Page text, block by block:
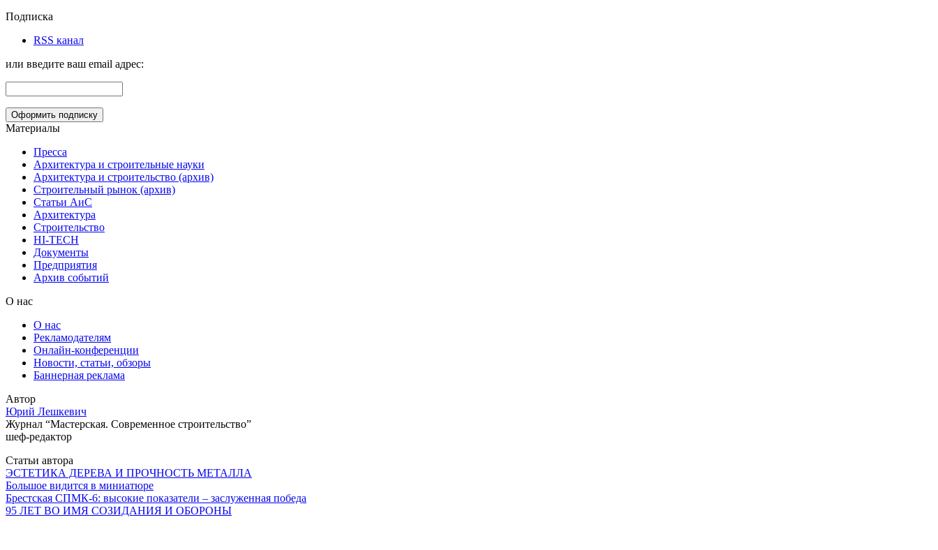
Подписка
RSS канал
или введите ваш email адрес:
Материалы
Пресса
Архитектура и строительные науки
Архитектура и строительство (архив)
Строительный рынок (архив)
Статьи АиС
Архитектура
Строительство
HI-TECH
Документы
Предприятия
Архив событий
О нас
О нас
Рекламодателям
Онлайн-конференции
Новости, статьи, обзоры
Баннерная реклама
Автор
Юрий Лешкевич
Журнал “Мастерская. Современное строительство”
шеф-редактор
Статьи автора
ЭСТЕТИКА ДЕРЕВА И ПРОЧНОСТЬ МЕТАЛЛА
Большое видится в миниатюре
Брестская СПМК-6: высокие показатели – заслуженная победа
95 ЛЕТ ВО ИМЯ СОЗИДАНИЯ И ОБОРОНЫ